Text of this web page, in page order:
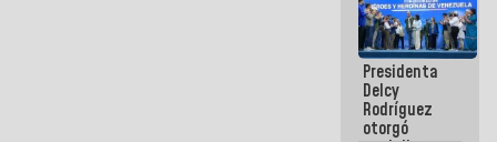
optimizar
manejo de
escombros
en La Guaira
Presidenta
Delcy
Rodríguez
otorgó